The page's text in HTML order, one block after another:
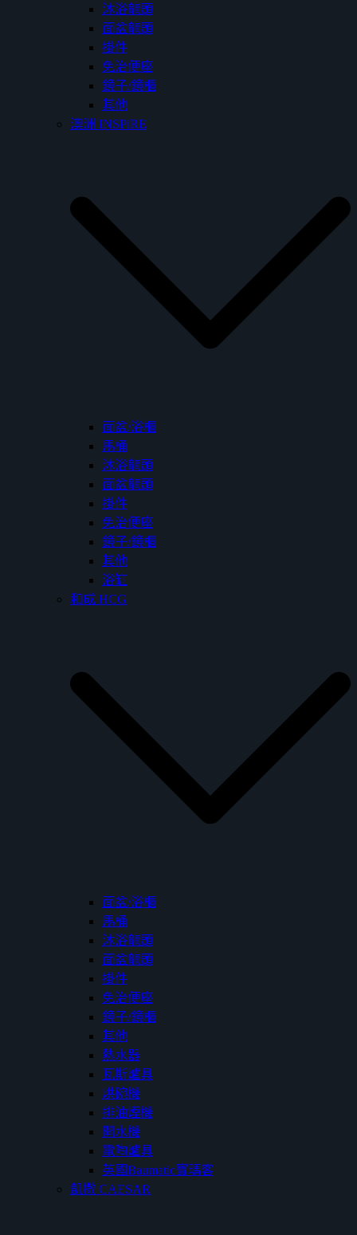
沐浴龍頭
面盆龍頭
掛件
免治便座
鏡子/鏡櫃
其他
澳洲 INSPiRE
面盆/浴櫃
馬桶
沐浴龍頭
面盆龍頭
掛件
免治便座
鏡子/鏡櫃
其他
浴缸
和成 HCG
面盆/浴櫃
馬桶
沐浴龍頭
面盆龍頭
掛件
免治便座
鏡子/鏡櫃
其他
熱水器
瓦斯爐具
烘碗機
排油煙機
開水機
電陶爐具
英國Baumatic寶瑪客
凱撒 CAESAR